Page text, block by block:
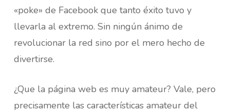
«poke» de Facebook que tanto éxito tuvo y
llevarla al extremo. Sin ningún ánimo de
revolucionar la red sino por el mero hecho de
divertirse.
¿Que la página web es muy amateur? Vale, pero
precisamente las características amateur del